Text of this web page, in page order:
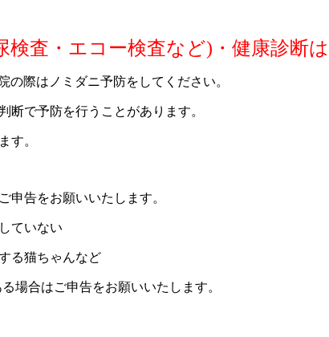
検査・エコー検査など)・健康診断は
の際はノミダニ予防をしてください。
断で予防を行うことがあります。
す。
申告をお願いいたします。
ていない
る猫ちゃんなど
場合はご申告をお願いいたします。